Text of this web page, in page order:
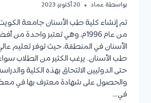
بواسطة عماد 20 أكتوبر، 2023
من عام 1996م، وهي تعتبر واحدة
الأسنان في المنطقة، حيث توفر تعليم
طب الأسنان. يرغب الكثير من الطلاب
حتى الدوليين الالتحاق بهذه الكلية
والحصول على شهادة معترف بها في
في…